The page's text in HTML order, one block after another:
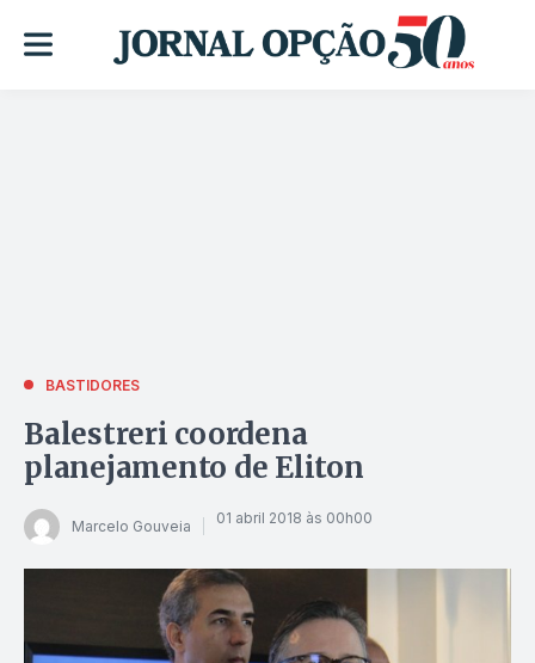
BASTIDORES
Balestreri coordena
planejamento de Eliton
Marcelo Gouveia 01 abril 2018 às 00h00